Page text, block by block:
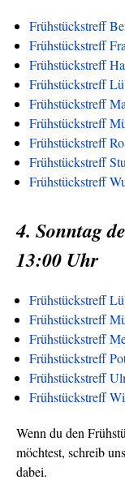
Frühstückstreff
Frühstückstreff
Frühstückstreff
Frühstückstreff
Frühstückstreff
Frühstückstreff
Frühstückstreff
Frühstückstreff
Frühstückstreff
4. Sonntag
13:00 Uhr
Frühstückstreff
Frühstückstreff
Frühstückstreff
Frühstückstreff
Frühstückstreff
Frühstückstreff
Wenn du den
möchtest, schreib
dabei.